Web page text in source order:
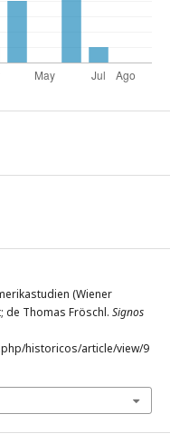
(Wiener
de Thomas Fröschl. Signos
historicos/article/view/9